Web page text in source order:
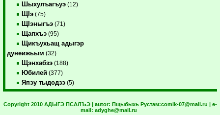
Шыхулъагъуэ (12)
ЩIэ (75)
ЩIэныгъэ (71)
Щапхъэ (95)
Щикъухьащ адыгэр
дунеижьым (32)
Щэнхабзэ (188)
Юбилей (377)
Япэу тыдодзэ (5)
Copyright 2010 АДЫГЭ ПСАЛЪЭ | autor: Пщыбыхь Рустам:comik-07@mail.ru | e-
mail: adyghe@mail.ru